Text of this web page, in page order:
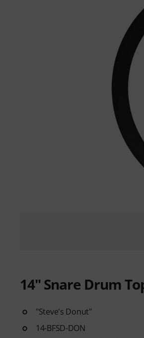
14" Snare Drum
"Steve's Donut"
14-BFSD-DON